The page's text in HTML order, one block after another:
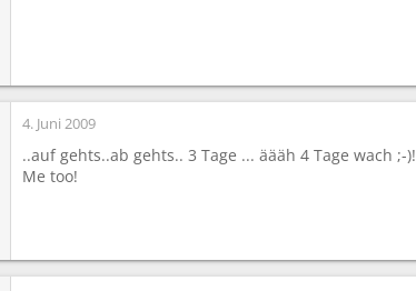
4. Juni 2009
..auf gehts..ab gehts.. 3 Tage ... äääh 4 Tage wach ;-)!
Me too!